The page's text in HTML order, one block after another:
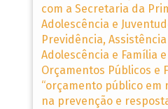
com a Secretaria da
Adolescência e
Previdência,
Adolescência e Família
Orçamentos Públicos e
“orçamento público em
na prevenção e